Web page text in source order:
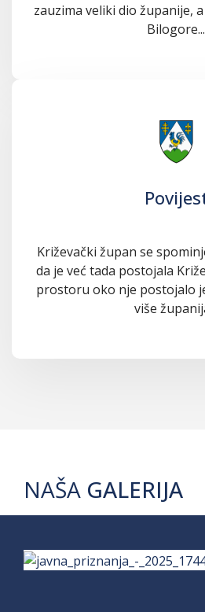
zauzima veliki dio županije,
Bilogore...
Križevački župan se
da je već tada postojala
prostoru oko nje postojalo
više
NAŠA GALERIJA